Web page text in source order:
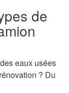
de
eaux usées
? Du